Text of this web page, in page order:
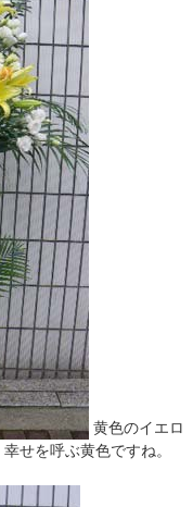
黄色のイエロ
せを呼ぶ黄色ですね。